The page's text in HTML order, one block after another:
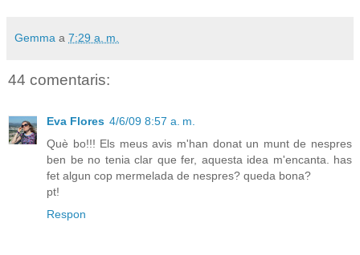
Gemma a 7:29 a. m.
44 comentaris:
Eva Flores 4/6/09 8:57 a. m.
Què bo!!! Els meus avis m'han donat un munt de nespres
ben be no tenia clar que fer, aquesta idea m'encanta. has
fet algun cop mermelada de nespres? queda bona?
pt!
Respon